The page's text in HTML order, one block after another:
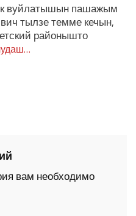
вуйлатышын пашажым
тылзе темме кечын,
районышто
вам необходимо